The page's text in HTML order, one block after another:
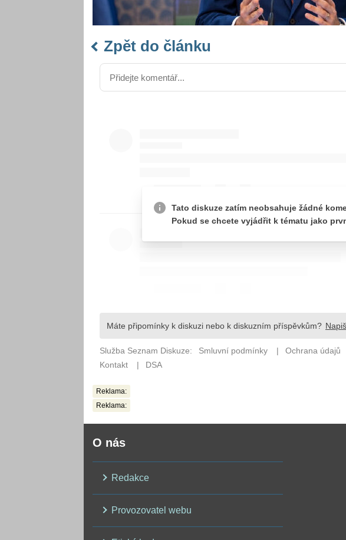
Zpět do článku
Reklama:
Reklama:
O nás
Redakce
Provozovatel webu